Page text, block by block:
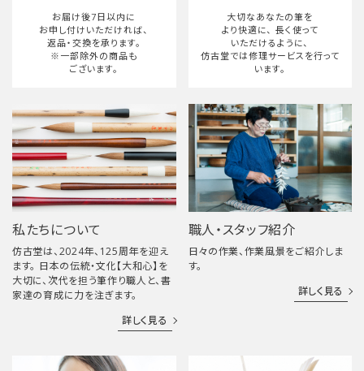
お届け後7日以内に
お申し付けいただければ、
返品・交換を承ります。
※一部除外の商品も
ございます。
大切なあなたの筆を
より快適に、 長く使って
いただけるように、
仿古堂では修理サービスを行って
います。
私たちについて
仿古堂は、2024年、125周年を迎え
ます。 日本の伝統・文化【大和心】を
大切に、次代を担う筆作り職人と、書
家達の育成に力を注ぎます。
詳しく見る
職人・スタッフ紹介
日々の作業、作業風景をご紹介しま
す。
詳しく見る